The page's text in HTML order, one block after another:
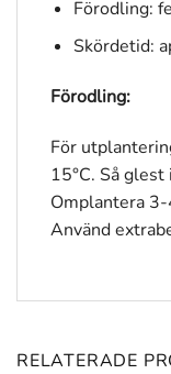
Förodling:
Skördetid:
Förodling:
För
15°C. Så
Omplantera
Använd
RELATERADE